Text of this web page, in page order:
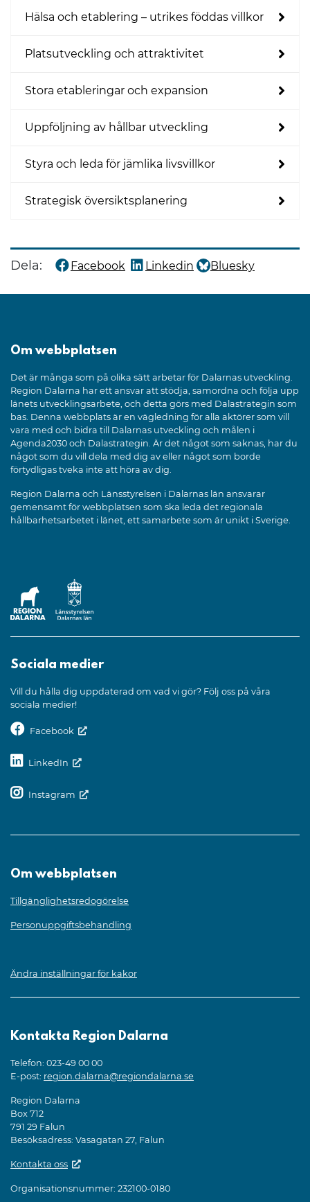
Hälsa och etablering – utrikes föddas villkor
Platsutveckling och attraktivitet
Stora etableringar och expansion
Uppföljning av hållbar utveckling
Styra och leda för jämlika livsvillkor
Strategisk översiktsplanering
Dela: Dela denna sida på
Facebook
Dela denna sida på
Linkedin
Dela denna sida på
Bluesky
Om webbplatsen
Det är många som på olika sätt arbetar för Dalarnas utveckling.
Region Dalarna har ett ansvar att stödja, samordna och följa upp
länets utvecklingsarbete, och detta görs med Dalastrategin som
bas. Denna webbplats är en vägledning för alla aktörer som vill
vara med och bidra till Dalarnas utveckling och målen i
Agenda2030 och Dalastrategin. Är det något som saknas, har du
något som du vill dela med dig av eller något som borde
förtydligas tveka inte att höra av dig.
Region Dalarna och Länsstyrelsen i Dalarnas län ansvarar
gemensamt för webbplatsen som ska leda det regionala
hållbarhetsarbetet i länet, ett samarbete som är unikt i Sverige.
Sociala medier
Vill du hålla dig uppdaterad om vad vi gör? Följ oss på våra
sociala medier!
Facebook
LinkedIn
Instagram
Om webbplatsen
Tillgänglighetsredogörelse
Personuppgiftsbehandling
Ändra inställningar för kakor
Kontakta Region Dalarna
Telefon: 023-49 00 00
E-post: region.dalarna@regiondalarna.se
Region Dalarna
Box 712
791 29 Falun
Besöksadress: Vasagatan 27, Falun
Kontakta oss
Organisationsnummer: 232100-0180